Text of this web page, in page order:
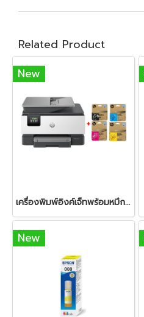
Related Product
New
เครื่องพิมพ์อิงค์เจ็ทพร้อมหมึก HP OfficeJet Pro 9120 + HP 938e BK/C/M/Y
New